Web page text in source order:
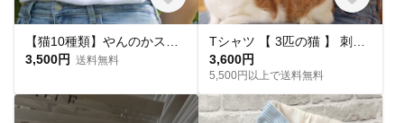
3,500円 送料無料
3,600円
5,500円以上で送料無料